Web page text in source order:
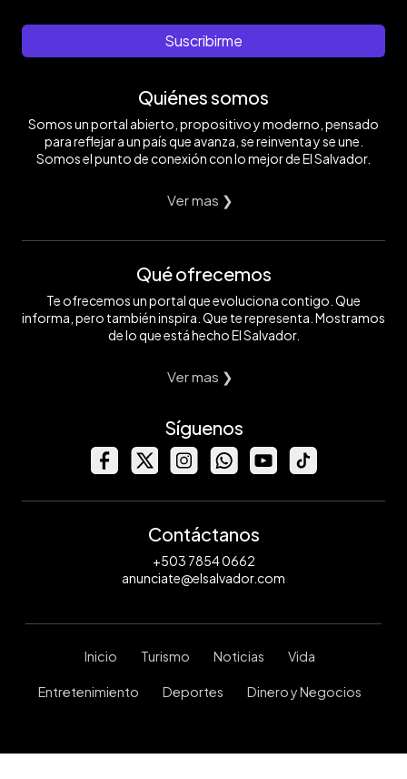
Suscribirme
Quiénes somos
Somos un portal abierto, propositivo y moderno, pensado
para reflejar a un país que avanza, se reinventa y se une.
Somos el punto de conexión con lo mejor de El Salvador.
Ver mas ❯
Qué ofrecemos
Te ofrecemos un portal que evoluciona contigo. Que
informa, pero también inspira. Que te representa. Mostramos
de lo que está hecho El Salvador.
Ver mas ❯
Síguenos
Contáctanos
+503 7854 0662
anunciate@elsalvador.com
Inicio Turismo Noticias Vida
Entretenimiento Deportes Dinero y Negocios